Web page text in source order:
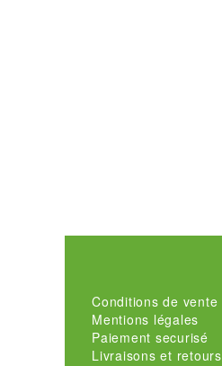
Conditions de vente
Mentions légales
Paiement securisé
Livraisons et retours